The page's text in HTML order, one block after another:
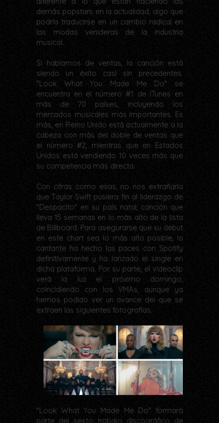
demás popstars en la actualidad, algo que
podría traducirse en un cambio radical en
las modas venideras de la industria
musical.
Si hablamos de ventas, la canción está
siendo un éxito casi sin precedentes.
"Look What You Made Me Do" se
encuentra en el número #1 de iTunes en
más de 70 países, incluyendo los
mercados musicales más importantes. Es
más, en Reino Unido está actualmente a la
cabeza con más del doble de ventas que
el número #2, mientras que en Estados
Unidos está vendiendo 10 veces más que
su competencia más directa.
Con cifras como esas, no nos extrañaría
que Taylor Swift pusiera fin al liderazgo de
"Despacito" en su país natal, canción que
lleva 15 semanas en lo más alto de la lista
de Billboard. Para asegurarse que su debut
en este chart sea lo más alto posible, la
cantante ha hecho las paces con Spotify
definitivamente y ha lanzado el single en
dicha plataforma. Por su parte, el videoclip
verá la luz el próximo domingo,
coincidiendo con los VMAs, aunque ya
hemos podido ver un avance del que se
extraen las siguientes fotografías.
"Look What You Made Me Do" formará
parte del sexto trabajo discográfico de